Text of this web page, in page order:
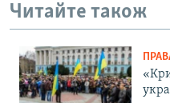
Читайте також